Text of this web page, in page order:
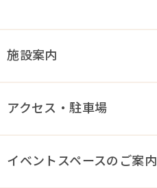
施設案内
アクセス・駐車場
イベントスペースのご案内